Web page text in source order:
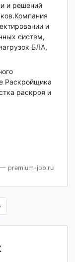
и решений
и
систем,
БЛА,
Раскройщика
раскроя и
— premium-job.ru